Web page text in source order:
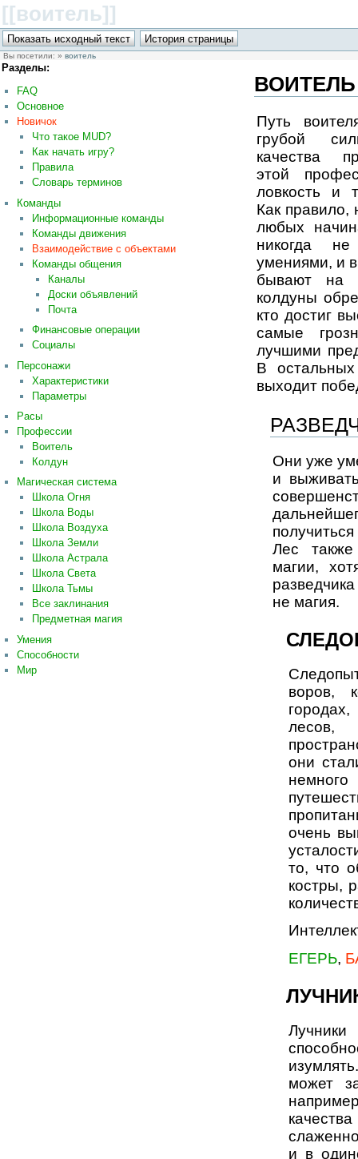
[[воитель]]
Вы посетили: » воитель
Разделы:
FAQ
Основное
Новичок
Что такое MUD?
Как начать игру?
Правила
Словарь терминов
Команды
Информационные команды
Команды движения
Взаимодействие с объектами
Команды общения
Каналы
Доски объявлений
Почта
Финансовые операции
Социалы
Персонажи
Характеристики
Параметры
Расы
Профессии
Воитель
Колдун
Магическая система
Школа Огня
Школа Воды
Школа Воздуха
Школа Земли
Школа Астрала
Школа Света
Школа Тьмы
Все заклинания
Предметная магия
Умения
Способности
Мир
ВОИТЕЛЬ
Путь
грубой
качества
этой
ловкость и
Как правило,
любых
никогда
умениями, и
бывают на
колдуны
кто достиг
самые
лучшими
В
выходит
Они уже
и
Лес
магии,
не магия.
воров,
они
очень
то, что
костры,
ЕГЕРЬ,
может
и в